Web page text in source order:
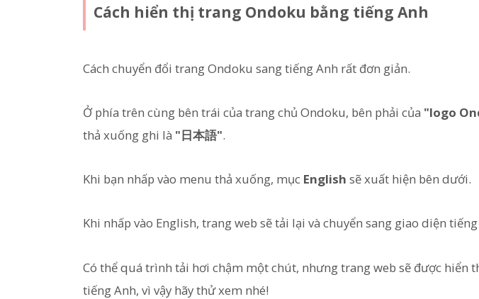
Cách hiển thị trang Ondoku bằng tiếng Anh
Cách chuyển đổi trang Ondoku sang tiếng Anh rất đơn giản.
Ở phía trên cùng bên trái của trang chủ Ondoku, bên phải của "logo
thả xuống ghi là "日本語".
Khi bạn nhấp vào menu thả xuống, mục English sẽ xuất hiện bên dưới.
Khi nhấp vào English, trang web sẽ tải lại và chuyển sang giao diện
Có thể quá trình tải hơi chậm một chút, nhưng trang web sẽ được hiển
tiếng Anh, vì vậy hãy thử xem nhé!